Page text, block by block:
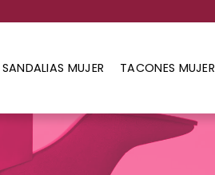
SANDALIAS MUJER TACONES MUJER